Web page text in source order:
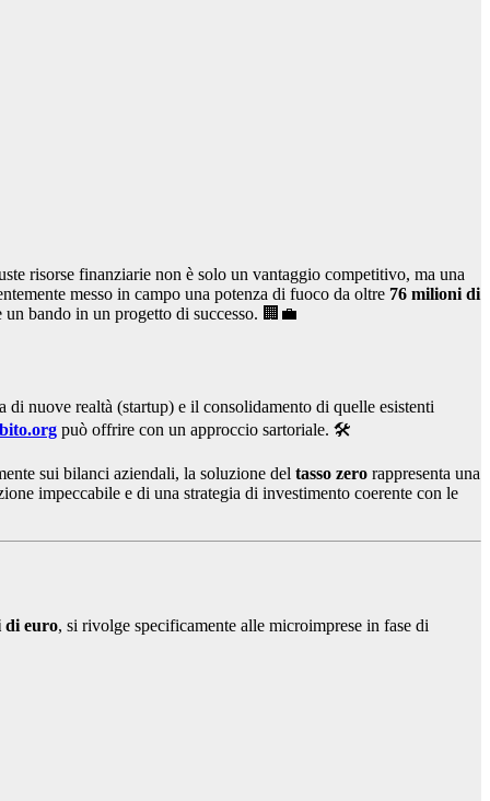
risorse finanziarie non è solo un vantaggio competitivo, ma una
messo in campo una potenza di fuoco da oltre 76 milioni di
bando in un progetto di successo. 🏢💼
nuove realtà (startup) e il consolidamento di quelle esistenti
può offrire con un approccio sartoriale. 🛠️
sui bilanci aziendali, la soluzione del tasso zero rappresenta una
impeccabile e di una strategia di investimento coerente con le
di euro, si rivolge specificamente alle microimprese in fase di